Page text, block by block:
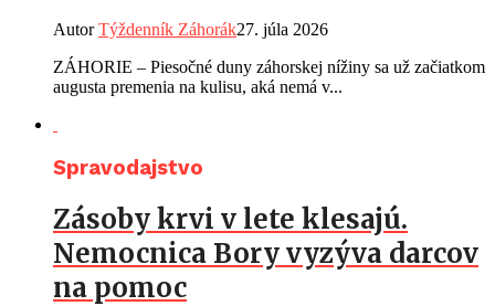
AutorTýždenník Záhorák27. júla 2026
ZÁHORIE – Piesočné duny záhorskej nížiny sa už začiatkom
augusta premenia na kulisu, aká nemá v...
Spravodajstvo
Zásoby krvi v lete klesajú.
Nemocnica Bory vyzýva darcov
na pomoc